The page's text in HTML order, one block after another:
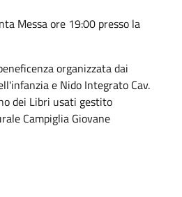
Messa ore 19:00 presso la
organizzata dai
e Nido Integrato Cav.
dei Libri usati gestito
Campiglia Giovane